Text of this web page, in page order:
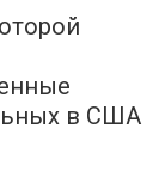
в США